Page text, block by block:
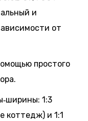
и
от
простого
1:3
коттедж) и 1:1